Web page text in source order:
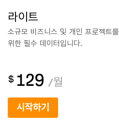
라이트
소규모 비즈니스 및 개인 프로젝트를
위한 필수 데이터입니다.
$ 129 /월
시작하기